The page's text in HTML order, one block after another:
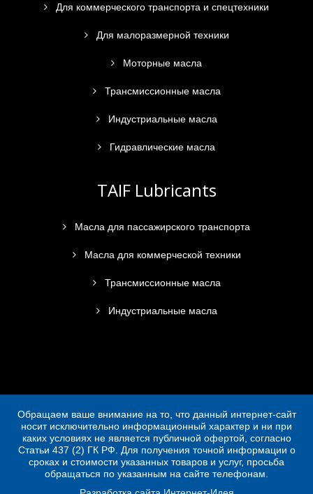
Для коммерческого транспорта и спецтехники
Для малоразмерной техники
Моторные масла
Трансмиссионные масла
Индустриальные масла
Гидравлические масла
TAIF Lubricants
Масла для пассажирского транспорта
Масла для коммерческой техники
Трансмиссионные масла
Индустриальные масла
Обращаем ваше внимание на то, что данный интернет-сайт
носит исключительно информационный характер и ни при
каких условиях не является публичной офертой, согласно
Статьи 437 (2) ГК РФ. Для получения точной информации о
сроках и стоимости указанных товаров и услуг, просьба
обращаться по указанным на сайте телефонам.